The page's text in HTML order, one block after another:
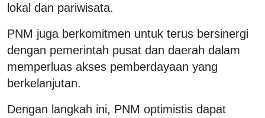
lokal dan pariwisata.
PNM juga berkomitmen untuk terus bersinergi
dengan pemerintah pusat dan daerah dalam
memperluas akses pemberdayaan yang
berkelanjutan.
Dengan langkah ini, PNM optimistis dapat